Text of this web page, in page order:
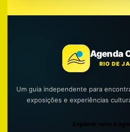
Agenda
RIO DE
Um guia independente para
exposições e experiências
Explorar toda a